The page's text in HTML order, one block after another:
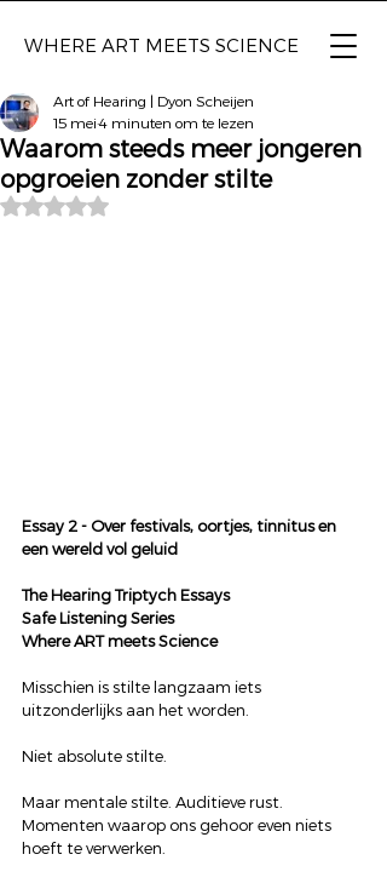
WHERE ART MEETS SCIENCE
Waarom steeds meer jongeren
opgroeien zonder stilte
Art of Hearing | Dyon Scheijen
15 mei 4 minuten om te lezen
Beoordeeld met NaN uit 5 sterren.
Essay 2 - Over festivals, oortjes, tinnitus en
een wereld vol geluid
The Hearing Triptych Essays
Safe Listening Series
Where ART meets Science
Misschien is stilte langzaam iets
uitzonderlijks aan het worden.
Niet absolute stilte.
Maar mentale stilte. Auditieve rust.
Momenten waarop ons gehoor even niets
hoeft te verwerken.